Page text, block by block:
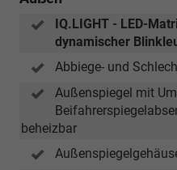
IQ.LIGHT - LED-
dynamischer
Abbiege- und
Außenspiegel mit
beheizbar